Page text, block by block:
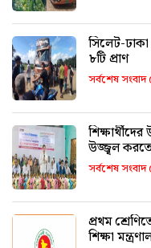
সিলেট-
৮টি প্রাণ
সর্বশেষ
উজ্জ্বল
সর্বশেষ
প্রথম
শিক্ষা